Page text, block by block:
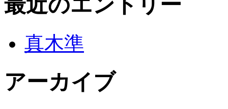
最近のエントリー
真木準
アーカイブ